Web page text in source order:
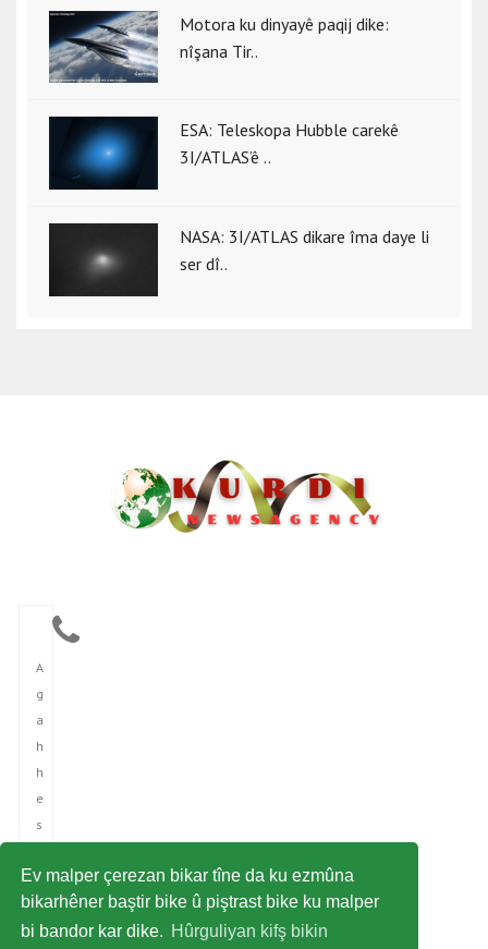
Ev malper çerezan bikar tîne da ku ezmûna
bikarhêner baştir bike û piştrast bike ku malper
bi bandor kar dike. Hûrguliyan kifş bikin
Motora ku dinyayê paqij dike:
nîşana Tir..
ESA: Teleskopa Hubble carekê
3I/ATLAS’ê ..
NASA: 3I/ATLAS dikare îma daye li
ser dî..
A
g
a
h
h
e
s
n
î